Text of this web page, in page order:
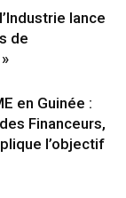
lance
de
en Guinée :
Financeurs,
l’objectif